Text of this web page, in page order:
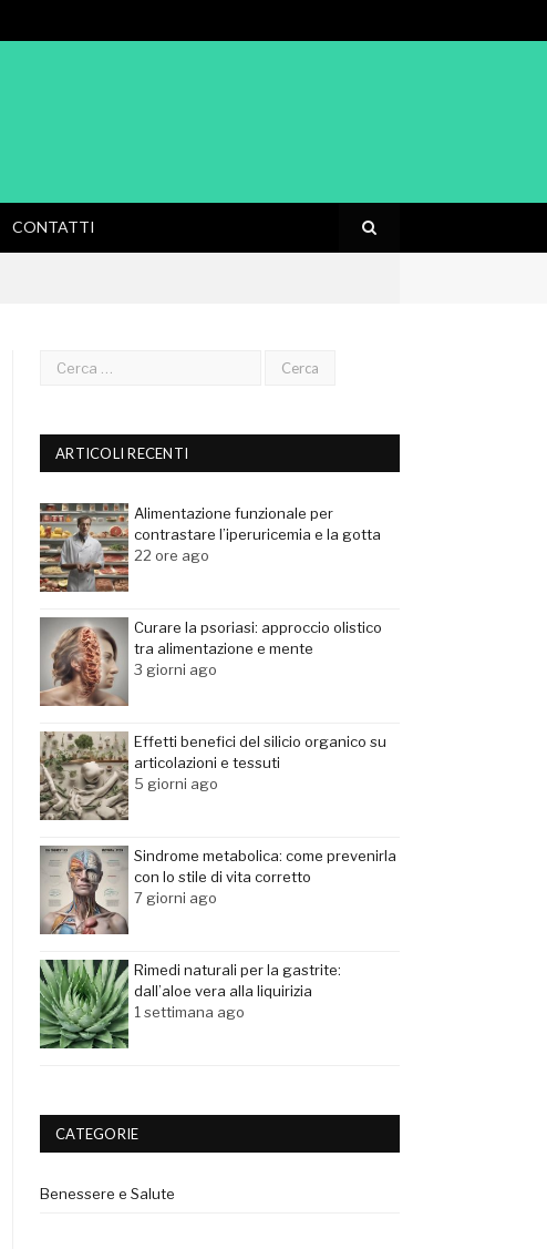
CONTATTI
ARTICOLI RECENTI
Alimentazione funzionale per
contrastare l’iperuricemia e la gotta
22 ore ago
Curare la psoriasi: approccio olistico
tra alimentazione e mente
3 giorni ago
Effetti benefici del silicio organico su
articolazioni e tessuti
5 giorni ago
Sindrome metabolica: come prevenirla
con lo stile di vita corretto
7 giorni ago
Rimedi naturali per la gastrite:
dall’aloe vera alla liquirizia
1 settimana ago
CATEGORIE
Benessere e Salute